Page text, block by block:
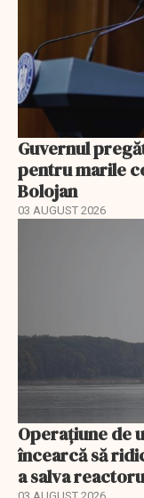
Guvernul
pentru marile
Bolojan
03 AUGUST 2026
Operațiune de
încearcă să
a salva